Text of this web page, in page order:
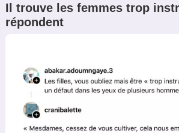
Il trouve les femmes trop
répondent